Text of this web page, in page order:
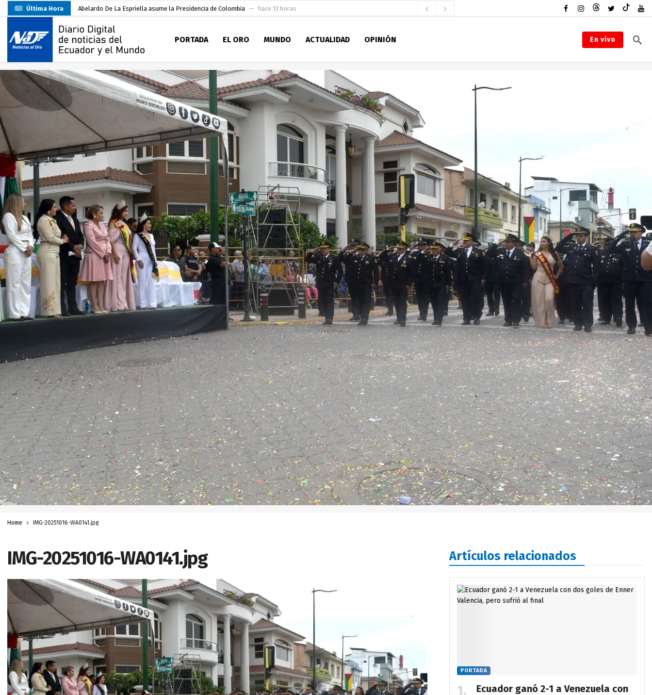
Última Hora Abelardo De La Espriella asume la Presidencia de Colombia hace 13 horas
Sin objeciones la candidatura de Carlos Rodríguez para la Alcaldía de Machala
Más de 3.800 escuelas estarían en riesgo por El Niño hace 23 horas
Nuevo Santa Rosa Sporting Club inicia su camino en la Serie A del Fútbol Femenino Nacional 2026
UTMACH fortalece la formación especializada con su Maestría en Producción Animal hace 2 días
Unidad Popular confirma acuerdo político con RC, socialismo y Lista 70 en Pichincha y varias provincias
Delegación de El Oro fiscaliza propaganda electoral hace 2 días
Gobierno Estudiantil Ugartino 2026-2027, fue posesionado
Darwin Pereira oficializa su candidatura a la alcaldía de Machala hace 10 horas
PORTADA EL ORO MUNDO ACTUALIDAD OPINIÓN En vivo
Home IMG-20251016-WA0141.jpg
IMG-20251016-WA0141.jpg Artículos relacionados
PORTADA
Ecuador ganó 2-1 a Venezuela con